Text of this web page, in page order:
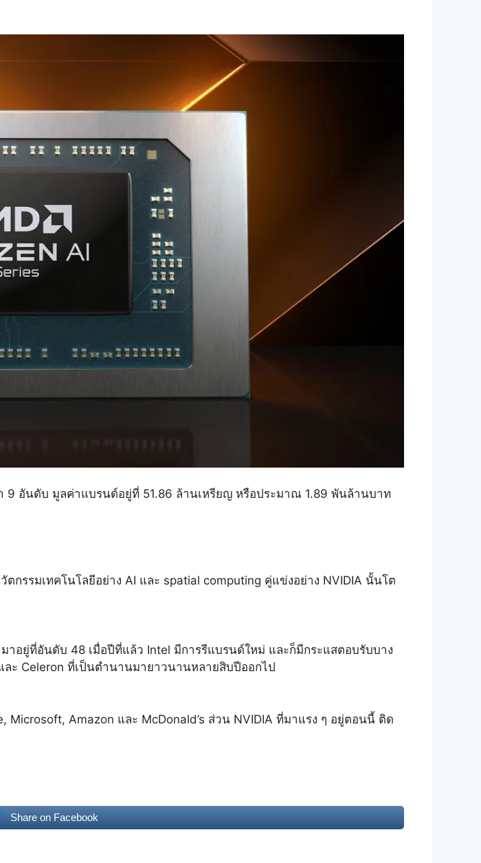
9 อันดับ มูลค่าแบรนด์อยู่ที่ 51.86 ล้านเหรียญ หรือประมาณ 1.89 พันล้านบาท
กรรมเทคโนโลยีอย่าง AI และ spatial computing คู่แข่งอย่าง NVIDIA นั้นโต
อยู่ที่อันดับ 48 เมื่อปีที่แล้ว Intel มีการรีแบรนด์ใหม่ และก็มีกระแสตอบรับบาง
ะ Celeron ที่เป็นตำนานมายาวนานหลายสิบปีออกไป
Amazon และ McDonald’s ส่วน NVIDIA ที่มาแรง ๆ อยู่ตอนนี้ ติด
Share on Facebook